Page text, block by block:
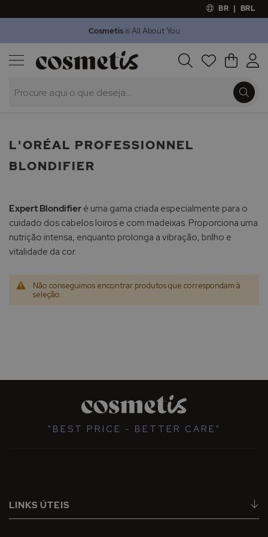
BR | BRL
Cosmetisis All About You
Procura O Meu
Outlet
L'ORÉAL PROFESSIONNEL
BLONDIFIER
Expert Blondifier é uma gama criada especialmente para o
cuidado dos cabelos loiros e com madeixas. Proporciona uma
nutrição intensa, enquanto prolonga a vibração, brilho e
vitalidade da cor.
Não conseguimos encontrar produtos que correspondam à
seleção.
"BEST PRICE - BETTER CARE"
LINKS ÚTEIS